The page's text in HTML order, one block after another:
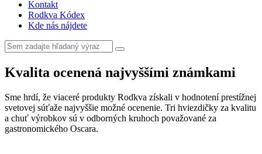
Kontakt
Rodkva Kódex
Kde nás nájdete
Kvalita ocenená najvyššími známkami
Sme hrdí, že viaceré produkty Rodkva získali v hodnotení prestížnej
svetovej súťaže najvyššie možné ocenenie. Tri hviezdičky za kvalitu
a chuť výrobkov sú v odborných kruhoch považované za
gastronomického Oscara.